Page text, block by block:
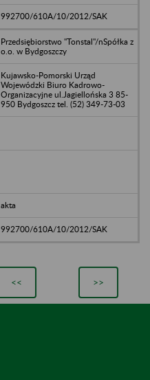
992700/610A/10/2012/SAK
Przedsiębiorstwo "Tonstal"/nSpółka z
o.o. w Bydgoszczy
Kujawsko-Pomorski Urząd
Wojewódzki Biuro Kadrowo-
Organizacyjne ul.Jagiellońska 3 85-
950 Bydgoszcz tel. (52) 349-73-03
akta
992700/610A/10/2012/SAK
<< >>